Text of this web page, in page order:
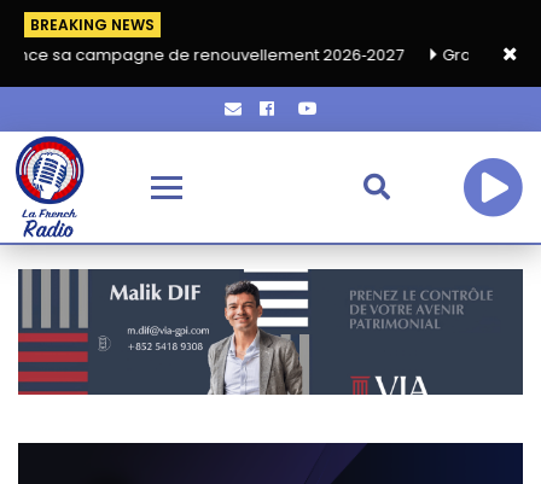
BREAKING NEWS
de renouvellement 2026‑2027 Grand café de rentrée HKA